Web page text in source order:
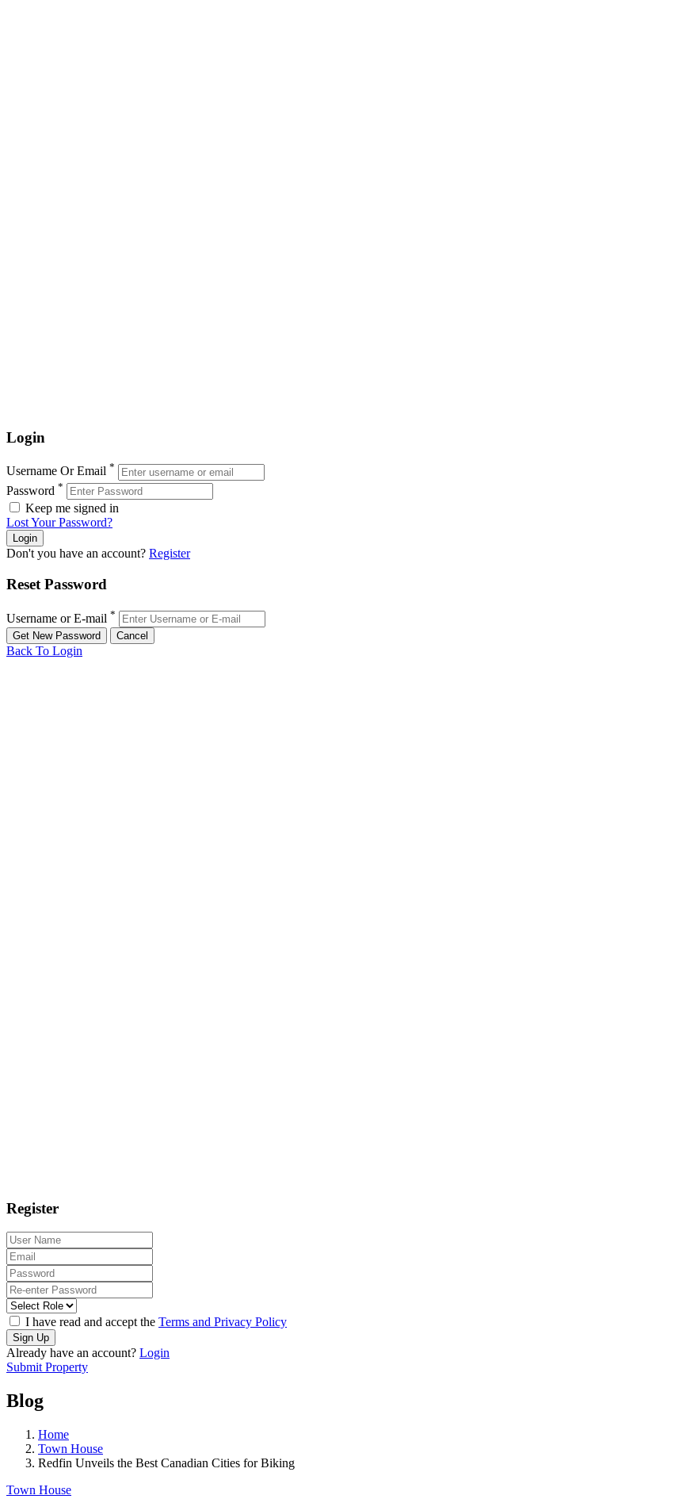
Login
Username Or Email *
Password *
Keep me signed in
Lost Your Password?
Don't you have an account? Register
Reset Password
Username or E-mail *
Back To Login
Register
I have read and accept the Terms and Privacy Policy
Sign Up
Already have an account? Login
Submit Property
Blog
Home
Town House
Redfin Unveils the Best Canadian Cities for Biking
Town House